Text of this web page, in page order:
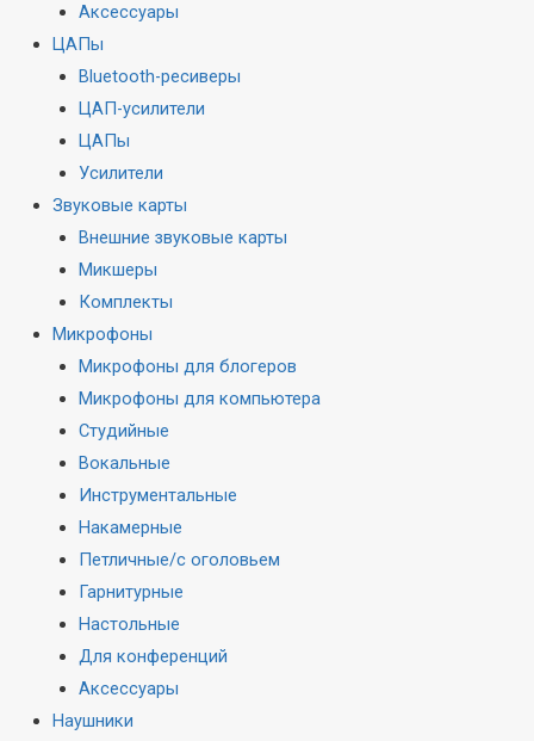
Аксессуары
ЦАПы
Bluetooth-ресиверы
ЦАП-усилители
ЦАПы
Усилители
Звуковые карты
Внешние звуковые карты
Микшеры
Комплекты
Микрофоны
Микрофоны для блогеров
Микрофоны для компьютера
Студийные
Вокальные
Инструментальные
Накамерные
Петличные/с оголовьем
Гарнитурные
Настольные
Для конференций
Аксессуары
Наушники